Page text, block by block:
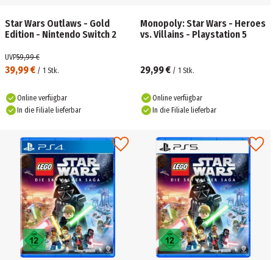
Star Wars Outlaws - Gold
Edition - Nintendo Switch 2
39,99 € / 1 Stk.
UVP59,99 €
Online verfügbar
In die Filiale lieferbar
Monopoly: Star Wars - Heroes
vs. Villains - Playstation 5
29,99 € / 1 Stk.
Online verfügbar
In die Filiale lieferbar